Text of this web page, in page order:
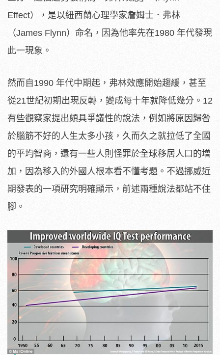
Effect），是以紐西蘭心理學家詹姆士．弗林
（James Flynn）命名，因為他率先在1980 年代發現
此一現象。
然而自1990 年代中期起，弗林效應開始趨緩，甚至
從21世紀初期出現反轉，變成每十年就降低幾分。12
有些觀察家提出頗具爭議性的說法，例如將原因歸咎
於腦筋不好的人生太多小孩，久而久之就拉低了全國
的平均智商，還有一些人則怪罪於全球移居人口的增
加，因為移入的外國人根本看不懂考題。不過挪威近
期發表的一項研究明確顯示，前述兩種說法都站不住
腳。